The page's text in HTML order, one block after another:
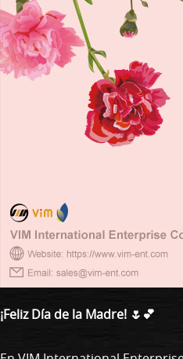
¡Feliz Día de la Madre! 🌷💕